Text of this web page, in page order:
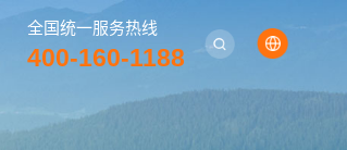
全国统一服务热线
400-160-1188